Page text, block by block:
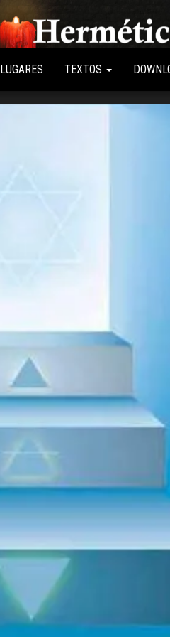
Biblioteca
Hermética
Conteúdo
sobre
Hermetismo,
Ocultismo,
Magia e
LUGARES TEXTOS